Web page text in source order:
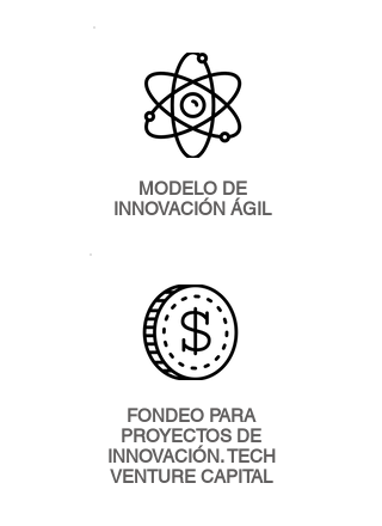
MODELO DE
INNOVACIÓN ÁGIL
FONDEO PARA
PROYECTOS DE
INNOVACIÓN. TECH
VENTURE CAPITAL